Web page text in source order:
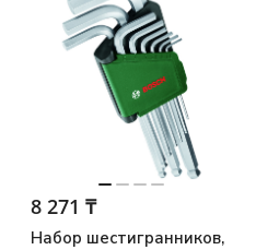
8 271 ₸
Набор шестигранников,